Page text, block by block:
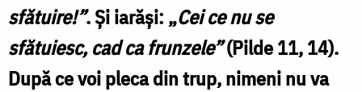
sfătuire!”. Şi iarăşi: „Cei ce nu se
sfătuiesc, cad ca frunzele”(Pilde 11, 14).
După ce voi pleca din trup, nimeni nu va